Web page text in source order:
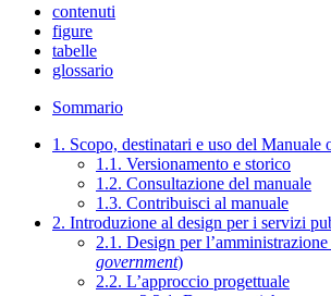
contenuti
figure
tabelle
glossario
Sommario
1. Scopo, destinatari e uso del Manuale
1.1. Versionamento e storico
1.2. Consultazione del manuale
1.3. Contribuisci al manuale
2. Introduzione al design per i servizi
2.1. Design per
government)
2.2. L’approccio progettuale